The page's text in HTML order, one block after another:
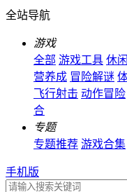
全站导航
游戏
全部 游戏工具 休
营养成 冒险解谜
飞行射击 动作冒险
合
专题
专题推荐 游戏合集
手机版